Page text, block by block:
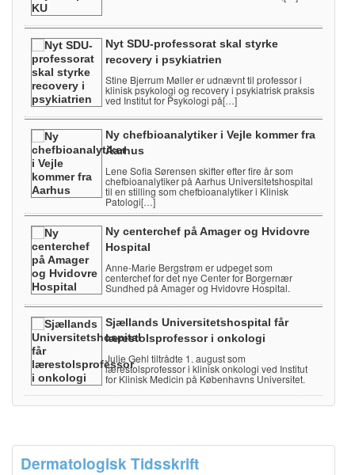
Nyt SDU-professorat skal styrke
recovery i psykiatrien
Stine Bjerrum Møller er udnævnt til professor i
klinisk psykologi og recovery i psykiatrisk praksis
ved Institut for Psykologi på[…]
Ny chefbioanalytiker i Vejle kommer fra
Aarhus
Lene Sofia Sørensen skifter efter fire år som
chefbioanalytiker på Aarhus Universitetshospital
til en stilling som chefbioanalytiker i Klinisk
Patologi[…]
Ny centerchef på Amager og Hvidovre
Hospital
Anne-Marie Bergstrøm er udpeget som
centerchef for det nye Center for Borgernær
Sundhed på Amager og Hvidovre Hospital.
Sjællands Universitetshospital får
lærestolsprofessor i onkologi
Julie Gehl tiltrådte 1. august som
lærestolsprofessor i klinisk onkologi ved Institut
for Klinisk Medicin på Københavns Universitet.
Dermatologisk Tidsskrift